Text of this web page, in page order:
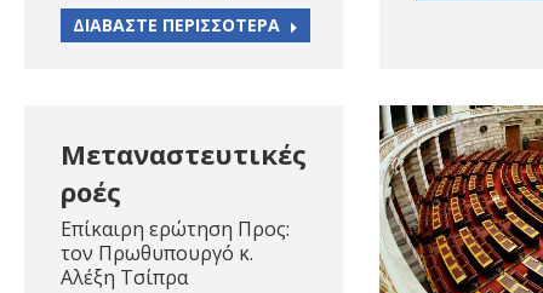
ΔΙΑΒΑΣΤΕ ΠΕΡΙΣΣΟΤΕΡΑ
Μεταναστευτικές
ροές
Επίκαιρη ερώτηση Προς:
τον Πρωθυπουργό κ.
Αλέξη Τσίπρα